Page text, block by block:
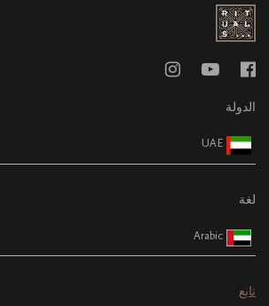
الدولة
UAE
لغة
Arabic
تابع